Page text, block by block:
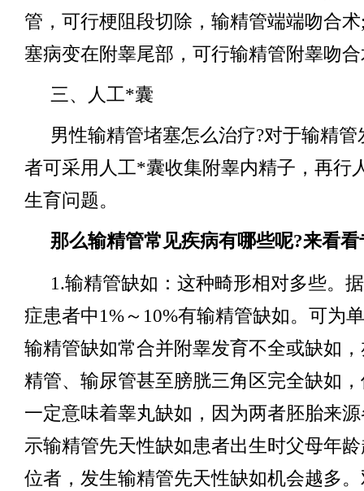
管，可行梗阻段切除，输精管端端吻合
塞病变在附睾尾部，可行输精管附睾吻
三、人工*囊
男性输精管堵塞怎么治疗?对于输精
者可采用人工*囊收集附睾内精子，再行
生育问题。
那么输精管常见疾病有哪些呢?来看
1.输精管缺如：这种畸形相对多些。
症患者中1%～10%有输精管缺如。可为
输精管缺如常合并附睾发育不全或缺如
精管、输尿管甚至膀胱三角区完全缺如
一定意味着睾丸缺如，因为两者胚胎来
示输精管先天性缺如患者出生时父母年
位者，发生输精管先天性缺如机会越多